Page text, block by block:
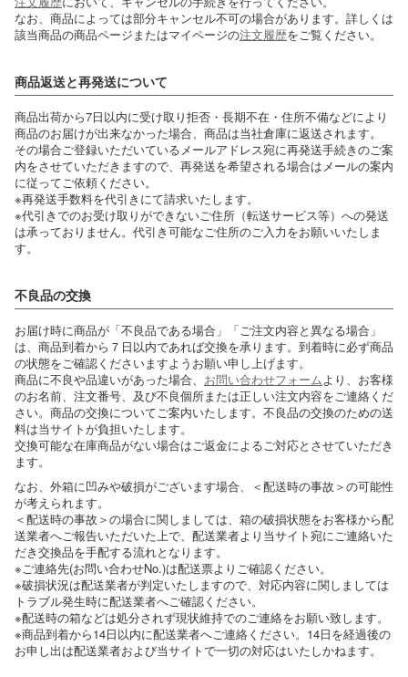
なお、商品によっては部分キャンセル不可の場合があります。詳しくは
該当商品の商品ページまたはマイページの注文履歴をご覧ください。
商品返送と再発送について
商品出荷から7日以内に受け取り拒否・長期不在・住所不備などにより
商品のお届けが出来なかった場合、商品は当社倉庫に返送されます。
その場合ご登録いただいているメールアドレス宛に再発送手続きのご案
内をさせていただきますので、再発送を希望される場合はメールの案内
に従ってご依頼ください。
※再発送手数料を代引きにて請求いたします。
※代引きでのお受け取りができないご住所（転送サービス等）への発送
は承っておりません。代引き可能なご住所のご入力をお願いいたしま
す。
不良品の交換
お届け時に商品が「不良品である場合」「ご注文内容と異なる場合」
は、商品到着から７日以内であれば交換を承ります。到着時に必ず商品
の状態をご確認くださいますようお願い申し上げます。
商品に不良や品違いがあった場合、 お問い合わせフォームより、お客様
のお名前、注文番号、及び不良個所または正しい注文内容をご連絡くだ
さい。商品の交換についてご案内いたします。不良品の交換のための送
料は当サイトが負担いたします。
交換可能な在庫商品がない場合はご返金によるご対応とさせていただき
ます。
なお、外箱に凹みや破損がございます場合、＜配送時の事故＞の可能性
が考えられます。
＜配送時の事故＞の場合に関しましては、箱の破損状態をお客様から配
送業者へご報告いただいた上で、配送業者より当サイト宛にご連絡いた
だき交換品を手配する流れとなります。
※ご連絡先(お問い合わせNo.)は配送票よりご確認ください。
※破損状況は配送業者が判定いたしますので、対応内容に関しましては
トラブル発生時に配送業者へご確認ください。
※配送時の箱などは処分されず現状維持でのご連絡をお願い致します。
※商品到着から14日以内に配送業者へご連絡ください。14日を経過後の
お申し出は配送業者および当サイトで一切の対応はいたしかねます。